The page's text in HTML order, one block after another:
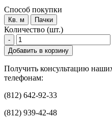
Способ покупки
Кв. м Пачки
Количество (шт.)
-
Добавить в корзину
Получить консультацию
телефонам:
(812) 642-92-33
(812) 939-42-48